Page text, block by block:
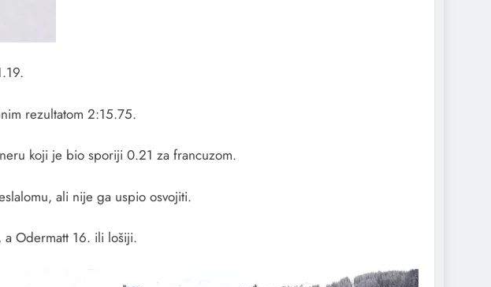
rezultatom 2:15.75.
koji je bio sporiji 0.21 za francuzom.
ali nije ga uspio osvojiti.
Odermatt 16. ili lošiji.